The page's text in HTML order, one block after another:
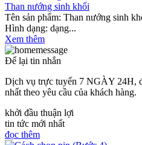
Than nướng sinh khối
Tên sản phẩm: Than nướng sinh
Hình dạng: dạng...
Xem thêm
Để lại tin nhắn
Dịch vụ trực tuyến 7 NGÀY 24H,
nhất theo yêu cầu của khách hàng.
khởi đầu thuận lợi
tin tức mới nhất
đọc thêm